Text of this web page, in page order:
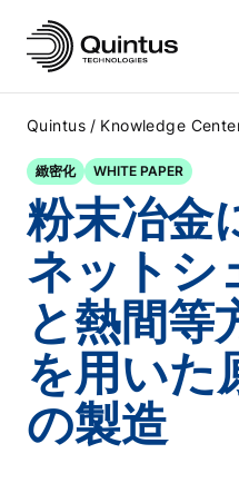
Quintus / Knowledge
緻密化 WHITE PAPER
粉末冶金
ネットシ
と熱間等
を用いた
の製造